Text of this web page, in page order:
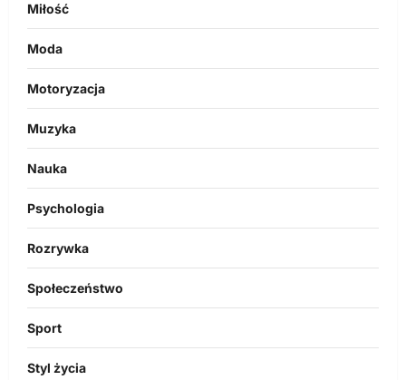
Miłość
Moda
Motoryzacja
Muzyka
Nauka
Psychologia
Rozrywka
Społeczeństwo
Sport
Styl życia